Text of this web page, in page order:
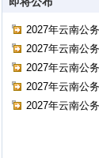
2027年云南公
2027年云南公
2027年云南公
2027年云南公
2027年云南公